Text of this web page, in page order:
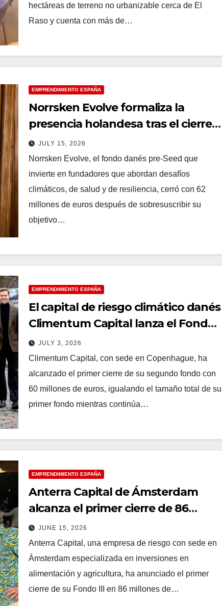
hectáreas de terreno no urbanizable cerca de El
Raso y cuenta con más de…
EMPRENDIMIENTO ESPAÑA
Norrsken Evolve formaliza la
presencia holandesa tras el cierre
de un fondo de 62 millones de
euros
JULY 15, 2026
Norrsken Evolve, el fondo danés pre-Seed que
invierte en fundadores que abordan desafíos
climáticos, de salud y de resiliencia, cerró con 62
millones de euros después de sobresuscribir su
objetivo…
EMPRENDIMIENTO ESPAÑA
El capital de riesgo climático danés
Climentum Capital lanza el Fondo
II con un primer cierre de 60
millones de euros
JULY 3, 2026
Climentum Capital, con sede en Copenhague, ha
alcanzado el primer cierre de su segundo fondo con
60 millones de euros, igualando el tamaño total de su
primer fondo mientras continúa…
EMPRENDIMIENTO ESPAÑA
Anterra Capital de Ámsterdam
alcanza el primer cierre de 86
millones de euros para el Fondo III
mientras la IA remodela la
alimentación y la agricultura
JUNE 15, 2026
Anterra Capital, una empresa de riesgo con sede en
Ámsterdam especializada en inversiones en
alimentación y agricultura, ha anunciado el primer
cierre de su Fondo III en 86 millones de…